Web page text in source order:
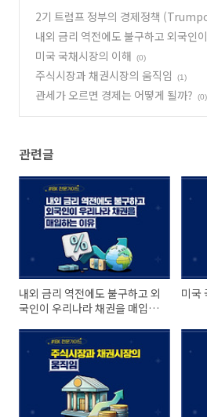
2기 트럼프 정부의 경제정책
s): 그 허와 실
(1)
내외 금리 역전에도 불구하고 외국인
채권을 매입하는 이유
(0)
미국 국채시장의 이해 (0)
주식시장과 채권시장의 움직임 (1)
관세가 오르면 경제는 어떻게 될까? (0)
관련글
내외 금리 역전에도 불구하고 외
국인이 우리나라 채권을 매입하
미국